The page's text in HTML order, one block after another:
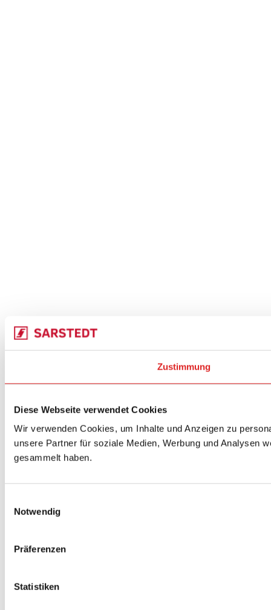
Zustimmung
Diese Webseite verwendet Cookies
Wir verwenden Cookies, um Inhalte und Anzeigen zu
unsere Partner für soziale Medien, Werbung und Analysen
gesammelt haben.
Notwendig
Präferenzen
Statistiken